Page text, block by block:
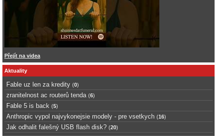
Přejít na videa
Aktuality
Fable uz len za kredity (0)
zranitelnost ac routerů tenda (6)
Fable 5 is back (5)
Anthropic vypol najvykonejsie modely - pre vsetkych (16)
Jak odhalit falešný USB flash disk? (20)